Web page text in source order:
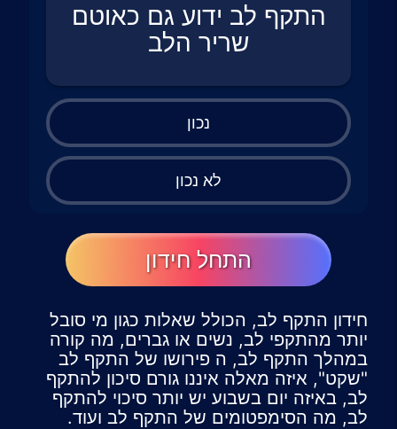
התקף לב ידוע גם כאוטם
שריר הלב
נכון
לא נכון
התחל חידון
חידון התקף לב, הכולל שאלות כגון מי סובל
יותר מהתקפי לב, נשים או גברים, מה קורה
במהלך התקף לב, ה פירושו של התקף לב
"שקט", איזה מאלה איננו גורם סיכון להתקף
לב, באיזה יום בשבוע יש יותר סיכוי להתקף
לב, מה הסימפטומים של התקף לב ועוד.